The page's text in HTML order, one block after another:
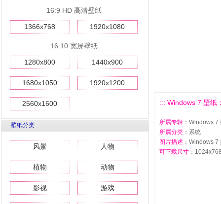
16:9 HD 高清壁纸
1366x768 1920x1080
16:10 宽屏壁纸
1280x800 1440x900
1680x1050 1920x1200
2560x1600
壁纸分类
风景 人物
植物 动物
影视 游戏
::: Windows 7 壁纸
所属专辑 ：Windows
所属分类 ：系统
图片描述 ：Windows
可下载尺寸 ：